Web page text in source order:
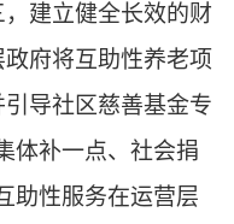
建立健全长效的财
府将互助性养老项
导社区慈善基金专
体补一点、社会捐
助性服务在运营层